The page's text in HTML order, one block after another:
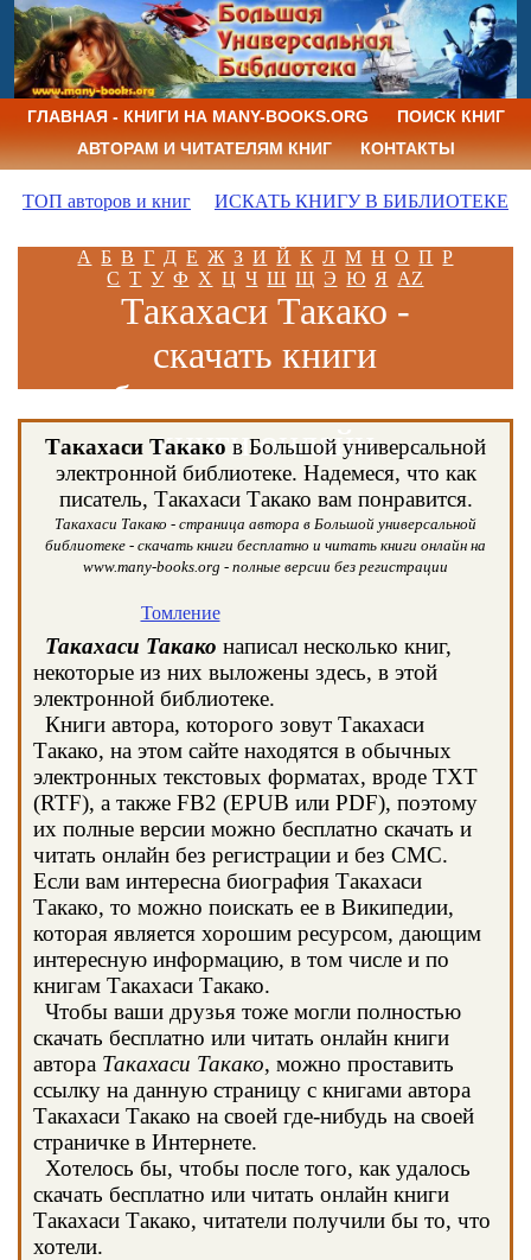
ГЛАВНАЯ - КНИГИ НА MANY-BOOKS.ORG
ПОИСК КНИГ
АВТОРАМ И ЧИТАТЕЛЯМ КНИГ
КОНТАКТЫ
ТОП авторов и книг ИСКАТЬ КНИГУ В БИБЛИОТЕКЕ
А Б В Г Д Е Ж З И Й К Л М Н О П Р
С Т У Ф Х Ц Ч Ш Щ Э Ю Я AZ
Такахаси Такако -
скачать книги
бесплатно и читать
книги онлайн
Такахаси Такако в Большой универсальной
электронной библиотеке. Надемеся, что как
писатель, Такахаси Такако вам понравится.
Такахаси Такако - страница автора в Большой универсальной
библиотеке - скачать книги бесплатно и читать книги онлайн на
www.many-books.org - полные версии без регистрации
Томление
Такахаси Такако написал несколько книг,
некоторые из них выложены здесь, в этой
электронной библиотеке.
Книги автора, которого зовут Такахаси
Такако, на этом сайте находятся в обычных
электронных текстовых форматах, вроде TXT
(RTF), а также FB2 (EPUB или PDF), поэтому
их полные версии можно бесплатно скачать и
читать онлайн без регистрации и без СМС.
Если вам интересна биография Такахаси
Такако, то можно поискать ее в Википедии,
которая является хорошим ресурсом, дающим
интересную информацию, в том числе и по
книгам Такахаси Такако.
Чтобы ваши друзья тоже могли полностью
скачать бесплатно или читать онлайн книги
автора Такахаси Такако, можно проставить
ссылку на данную страницу с книгами автора
Такахаси Такако на своей где-нибудь на своей
страничке в Интернете.
Хотелось бы, чтобы после того, как удалось
скачать бесплатно или читать онлайн книги
Такахаси Такако, читатели получили бы то, что
хотели.